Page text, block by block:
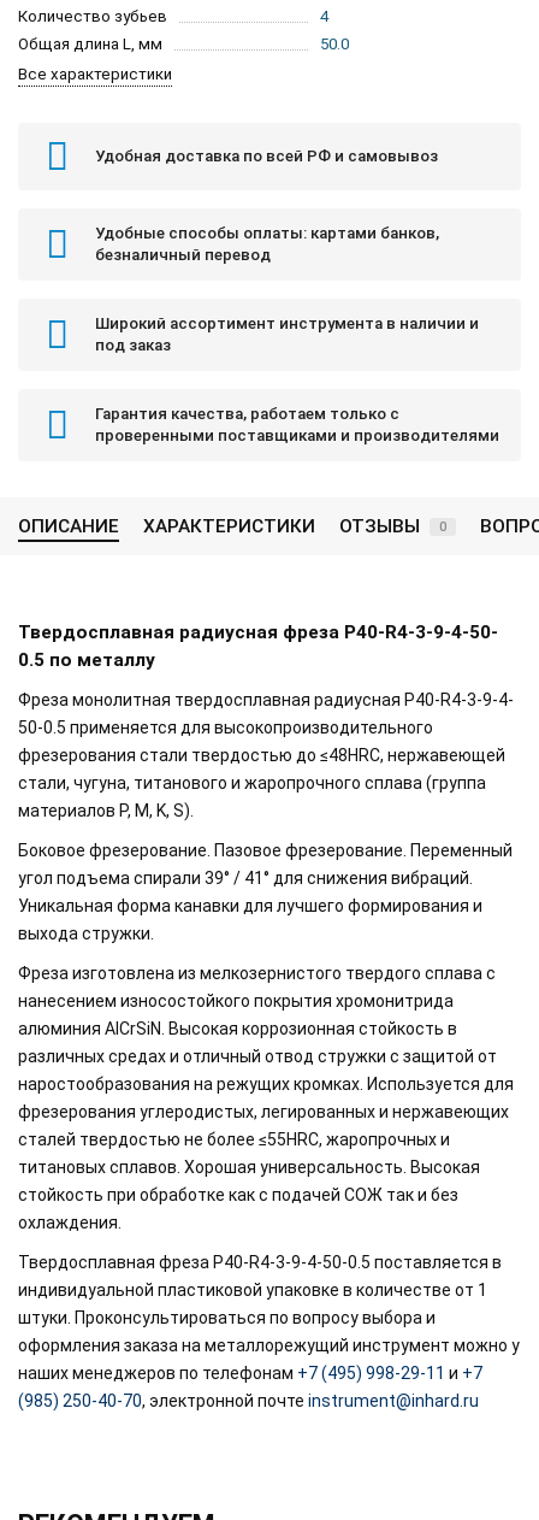
Количество зубьев
4
Общая длина L, мм
50.0
Все характеристики
Удобная доставка по всей РФ и самовывоз
Удобные способы оплаты: картами банков,
безналичный перевод
Широкий ассортимент инструмента в наличии и
под заказ
Гарантия качества, работаем только с
проверенными поставщиками и производителями
ОПИСАНИЕ ХАРАКТЕРИСТИКИ ОТЗЫВЫ 0
Твердосплавная радиусная фреза P40-R4-3-9-4-50-
0.5 по металлу
Фреза монолитная твердосплавная радиусная P40-R4-3-9-4-
50-0.5 применяется для высокопроизводительного
фрезерования стали твердостью до ≤48HRC, нержавеющей
стали, чугуна, титанового и жаропрочного сплава (группа
материалов P, M, K, S).
Боковое фрезерование. Пазовое фрезерование. Переменный
угол подъема спирали 39° / 41° для снижения вибраций.
Уникальная форма канавки для лучшего формирования и
выхода стружки.
Фреза изготовлена из мелкозернистого твердого сплава с
нанесением износостойкого покрытия хромонитрида
алюминия AlCrSiN. Высокая коррозионная стойкость в
различных средах и отличный отвод стружки с защитой от
наростообразования на режущих кромках. Используется для
фрезерования углеродистых, легированных и нержавеющих
сталей твердостью не более ≤55HRC, жаропрочных и
титановых сплавов. Хорошая универсальность. Высокая
стойкость при обработке как с подачей СОЖ так и без
охлаждения.
Твердосплавная фреза P40-R4-3-9-4-50-0.5 поставляется в
индивидуальной пластиковой упаковке в количестве от 1
штуки. Проконсультироваться по вопросу выбора и
оформления заказа на металлорежущий инструмент можно у
наших менеджеров по телефонам +7 (495) 998-29-11 и +7
(985) 250-40-70, электронной почте instrument@inhard.ru